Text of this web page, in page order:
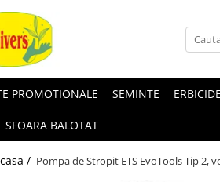
PROMOTIONALE SEMINTE ERBICIDE
SFOARA BALOTAT
/ Pompa de Stropit ETS EvoTools Tip 2,